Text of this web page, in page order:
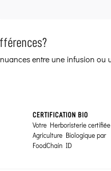
entre une infusion
CERTIFICATION BIO
Votre Herboristerie
Agriculture Biologique par
FoodChain ID